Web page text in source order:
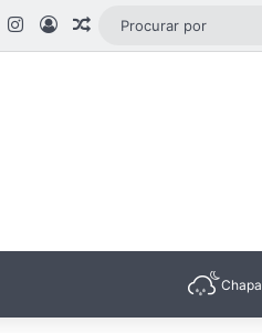
Instagram
EntrarArtigo aleatório